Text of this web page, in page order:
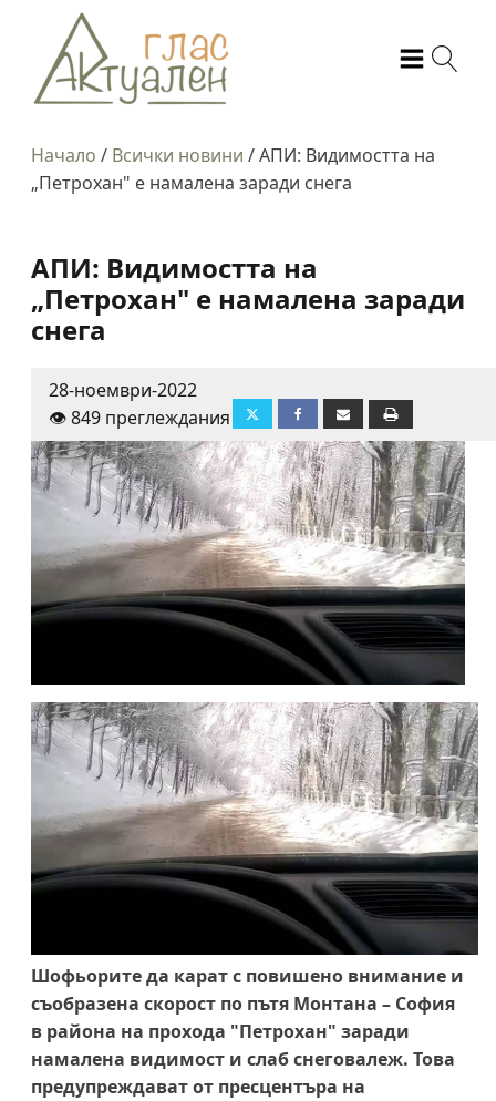
Начало / Всички новини /АПИ: Видимостта на
„Петрохан" е намалена заради снега
АПИ: Видимостта на
„Петрохан" е намалена заради
снега
28-ноември-2022
👁️ 849 преглеждания
Шофьорите да карат с повишено внимание и
съобразена скорост по пътя Монтана – София
в района на прохода "Петрохан" заради
намалена видимост и слаб снеговалеж. Това
предупреждават от пресцентъра на